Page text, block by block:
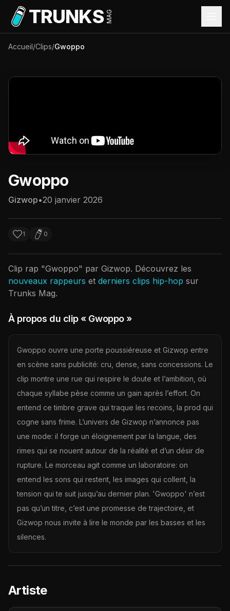
Aller au contenu principal
TRUNKSMAG
Accueil/Clips/Gwoppo
Gwoppo
Gizwop•20 janvier 2026
1 0
Clip rap "Gwoppo" par Gizwop. Découvrez les
nouveaux rappeurs et derniers clips hip-hop sur
Trunks Mag.
À propos du clip« Gwoppo »
Gwoppo ouvre une porte poussiéreuse et Gizwop entre
en scène sans publicité: cru, dense, sans concessions. Le
clip montre une rue qui respire le doute et l’ambition, où
chaque syllabe pèse comme un gain après l’effort. On
entend ce timbre grave qui traque les recoins, la prod qui
cogne sans frime. L’univers de Gizwop n’annonce pas
une mode: il forge un éloignement par la langue, des
rimes qui se nouent autour de la réalité et d’un désir de
rupture. Le morceau agit comme un laboratoire: on
entend les sons qui restent, les images qui collent, la
tension qui te suit jusqu’au dernier plan. 'Gwoppo' n’est
pas qu’un titre, c’est une promesse de trajectoire, et
Gizwop nous invite à lire le monde par les basses et les
silences.
Artiste